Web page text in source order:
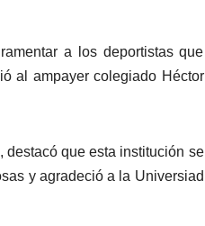
a los deportistas que
al ampayer colegiado Héctor
que esta institución se
y agradeció a la Universiad